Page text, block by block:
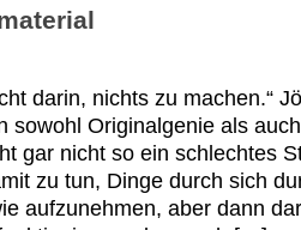
darin, nichts zu machen.“
sowohl Originalgenie als
gar nicht so ein schlechtes
zu tun, Dinge durch sich
aufzunehmen, aber dann